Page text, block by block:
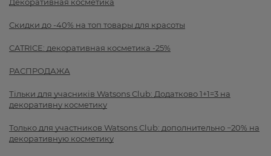
Декоративная косметика
Скидки до -40% на топ товары для красоты
CATRICE: декоративная косметика -25%
РАСПРОДАЖА
Тільки для учасників Watsons Club: Додатково 1+1=3 на
декоративну косметику
Только для участников Watsons Club: дополнительно −20% на
декоративную косметику